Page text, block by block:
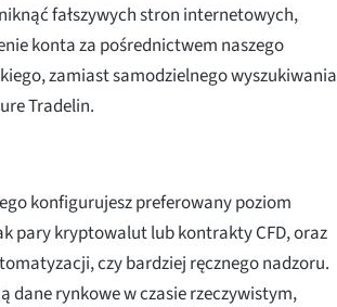
fałszywych stron internetowych,
konta za pośrednictwem naszego
zamiast samodzielnego wyszukiwania
Tradelin.
konfigurujesz preferowany poziom
pary kryptowalut lub kontrakty CFD, oraz
czy bardziej ręcznego nadzoru.
dane rynkowe w czasie rzeczywistym,